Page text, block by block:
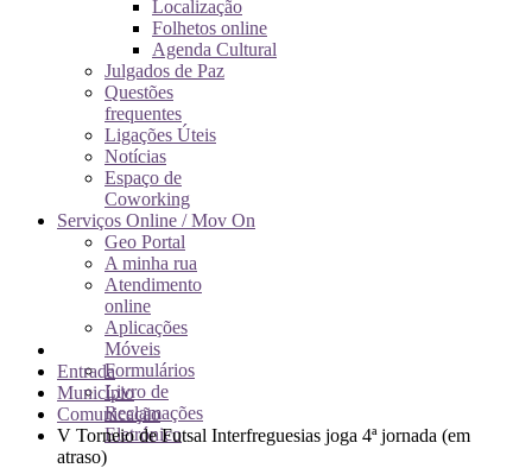
Localização
Folhetos online
Agenda Cultural
Julgados de Paz
Questões
frequentes
Ligações Úteis
Notícias
Espaço de
Coworking
Serviços Online / Mov On
Geo Portal
A minha rua
Atendimento
online
Aplicações
Móveis
Formulários
Livro de
Reclamações
Eletrónico
Entrada
Município
Comunicação
V Torneio de Futsal Interfreguesias joga 4ª jornada (em
atraso)